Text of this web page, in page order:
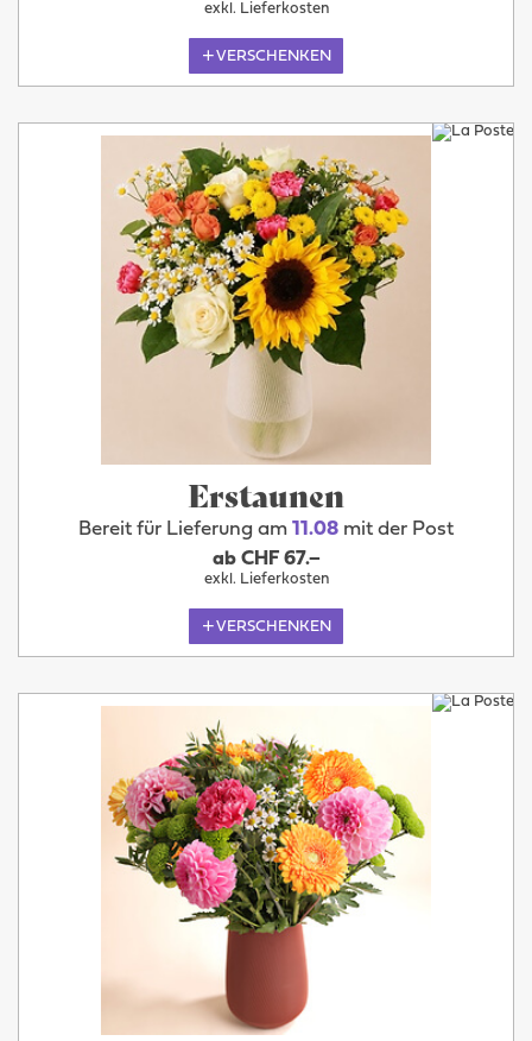
exkl. Lieferkosten
VERSCHENKEN
Erstaunen
Bereit für Lieferung am 11.08 mit der Post
ab CHF 67.–
exkl. Lieferkosten
VERSCHENKEN